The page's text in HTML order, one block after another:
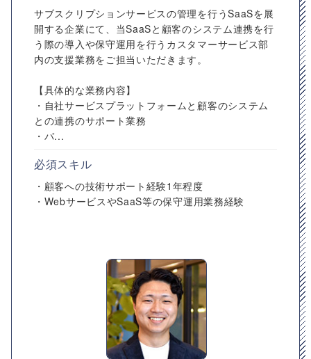
サブスクリプションサービスの管理を行うSaaSを展
開する企業にて、当SaaSと顧客のシステム連携を行
う際の導入や保守運用を行うカスタマーサービス部
内の支援業務をご担当いただきます。
【具体的な業務内容】
・自社サービスプラットフォームと顧客のシステム
との連携のサポート業務
・バ...
必須スキル
・顧客への技術サポート経験1年程度
・WebサービスやSaaS等の保守運用業務経験